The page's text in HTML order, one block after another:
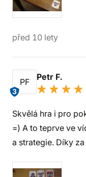
před 10 lety
PF
3
Petr F.
Skvělá hra i pro
=) A to teprve ve
a strategie. Díky za